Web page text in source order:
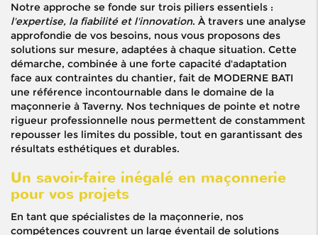
Notre approche se fonde sur trois piliers essentiels :
l'expertise, la fiabilité et l'innovation. À travers une analyse
approfondie de vos besoins, nous vous proposons des
solutions sur mesure, adaptées à chaque situation. Cette
démarche, combinée à une forte capacité d'adaptation
face aux contraintes du chantier, fait de MODERNE BATI
une référence incontournable dans le domaine de la
maçonnerie à Taverny. Nos techniques de pointe et notre
rigueur professionnelle nous permettent de constamment
repousser les limites du possible, tout en garantissant des
résultats esthétiques et durables.
Un savoir-faire inégalé en maçonnerie
pour vos projets
En tant que spécialistes de la maçonnerie, nos
compétences couvrent un large éventail de solutions